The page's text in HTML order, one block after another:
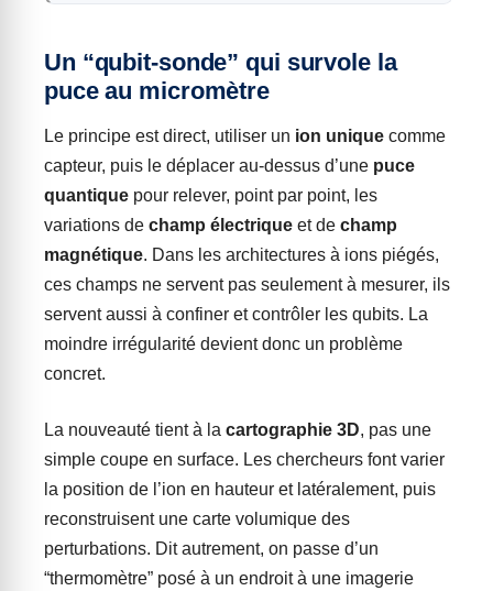
Un “qubit-sonde” qui survole la
puce au micromètre
Le principe est direct, utiliser un ion unique comme
capteur, puis le déplacer au-dessus d’une puce
quantique pour relever, point par point, les
variations de champ électrique et de champ
magnétique. Dans les architectures à ions piégés,
ces champs ne servent pas seulement à mesurer, ils
servent aussi à confiner et contrôler les qubits. La
moindre irrégularité devient donc un problème
concret.
La nouveauté tient à la cartographie 3D, pas une
simple coupe en surface. Les chercheurs font varier
la position de l’ion en hauteur et latéralement, puis
reconstruisent une carte volumique des
perturbations. Dit autrement, on passe d’un
“thermomètre” posé à un endroit à une imagerie